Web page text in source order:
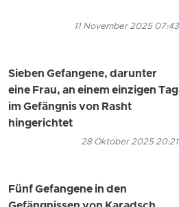
11 November 2025 07:43
Sieben Gefangene, darunter
eine Frau, an einem einzigen Tag
im Gefängnis von Rasht
hingerichtet
28 Oktober 2025 20:21
Fünf Gefangene in den